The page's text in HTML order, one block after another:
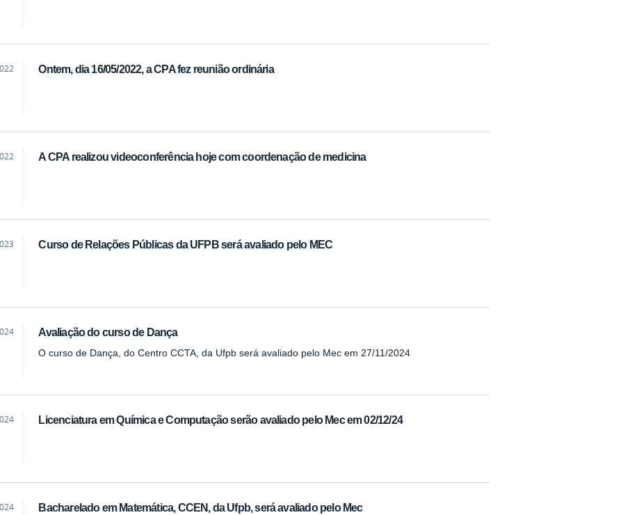
Ontem, dia 16/05/2022, a CPA fez reunião ordinária
A CPA realizou videoconferência hoje com coordenação de medicina
Curso de Relações Públicas da UFPB será avaliado pelo MEC
Avaliação do curso de Dança
O curso de Dança, do Centro CCTA, da Ufpb será avaliado pelo Mec em 27/11/2024
Licenciatura em Química e Computação serão avaliado pelo Mec em 02/12/24
Bacharelado em Matemática, CCEN, da Ufpb, será avaliado pelo Mec